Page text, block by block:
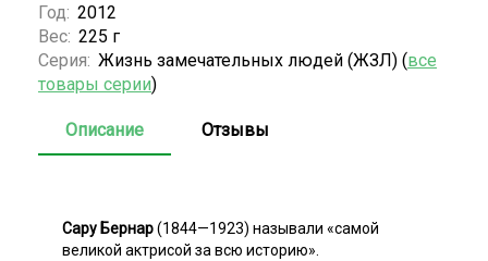
Год: 2012
Вес: 225 г
Серия: Жизнь замечательных людей (ЖЗЛ) (все
товары серии)
Описание Отзывы
Сару Бернар(1844—1923) называли «самой
великой актрисой за всю историю».